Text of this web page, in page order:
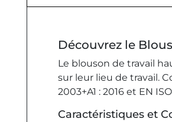
Découvrez le
Le blouson de travail
sur leur lieu de travail.
2003+A1 : 2016 et EN
Caractéristiques et